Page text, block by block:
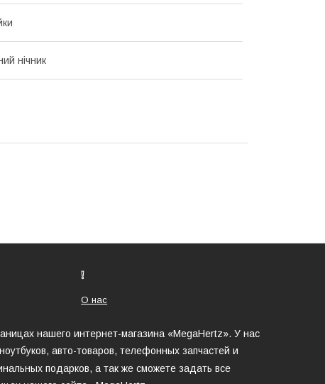
нічник
❕
О нас
нашего интернет-магазина «MegaHertz». У нас
авто-товаров, телефонных запчастей и
подарков, а так же сможете задать все